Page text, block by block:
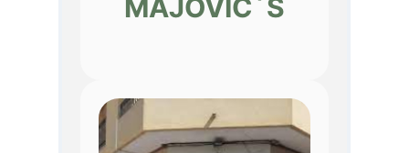
MAJOVIC´S